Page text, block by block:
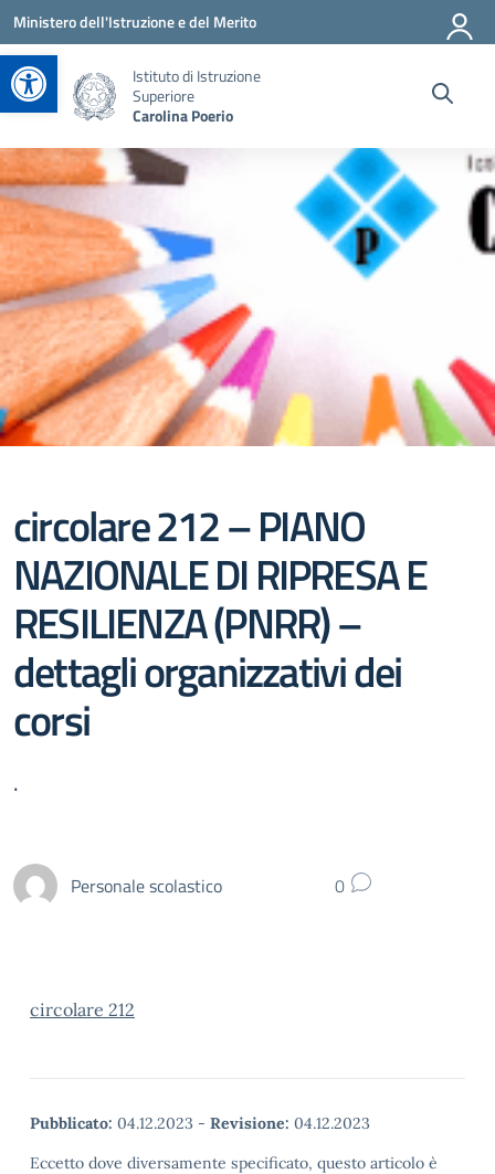
Apri la barra degli strumenti
Vai ai contenuti
Vai al menu di navigazione
Vai al footer
Ministero dell'Istruzione e del Merito
Istituto di Istruzione
Superiore
Carolina Poerio
circolare 212 – PIANO
NAZIONALE DI RIPRESA E
RESILIENZA (PNRR) –
dettagli organizzativi dei
corsi
.
Personale scolastico 0
circolare 212
Pubblicato: 04.12.2023 - Revisione: 04.12.2023
Eccetto dove diversamente specificato, questo articolo è